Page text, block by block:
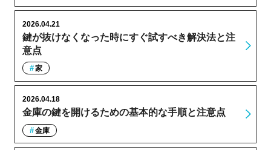
鍵が抜けなくなった時にすぐ試すべき解決法と注
意点
2026.04.21
家
金庫の鍵を開けるための基本的な手順と注意点
2026.04.18
金庫